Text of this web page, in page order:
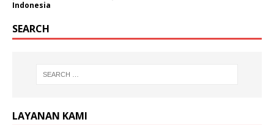
Indonesia
SEARCH
LAYANAN KAMI